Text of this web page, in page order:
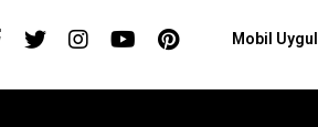
Mobil